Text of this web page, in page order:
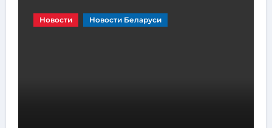
Новости Новости Беларуси